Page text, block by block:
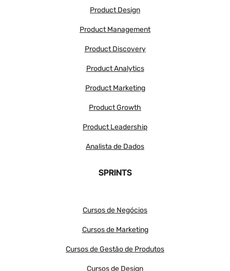
Product Design
Product Management
Product Discovery
Product Analytics
Product Marketing
Product Growth
Product Leadership
Analista de Dados
SPRINTS
Cursos de Negócios
Cursos de Marketing
Cursos de Gestão de Produtos
Cursos de Design